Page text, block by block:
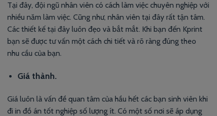
Tại đây, đội ngũ nhân viên có cách làm việc chuyên nghiệp với
nhiều năm làm việc. Cũng như, nhân viên tại đây rất tận tâm.
Các thiết kế tại đây luôn đẹo và bắt mắt. Khi bạn đến Kprint
bạn sẽ được tư vấn một cách chi tiết và rõ ràng đúng theo
nhu cầu của bạn.
Giá thành.
Giá luôn là vấn đề quan tâm của hầu hết các bạn sinh viên khi
đi in đồ án tốt nghiệp số lượng ít. Có một số nơi sẽ áp dụng